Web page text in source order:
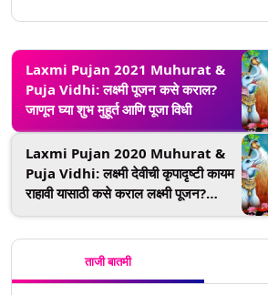
Laxmi Pujan 2021 Muhurat &
Puja Vidhi: लक्ष्मी पूजन कसे कराल?
जाणून घ्या शुभ मुहूर्त आणि पूजा विधी
Laxmi Pujan 2020 Muhurat &
Puja Vidhi: लक्ष्मी देवीची कृपादृष्टी कायम
राहावी यासाठी कसे कराल लक्ष्मी पूजन?
ताजी बातमी